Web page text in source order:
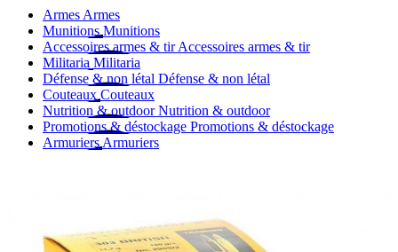
Armes Armes
Munitions Munitions
Accessoires armes & tir Accessoires armes & tir
Militaria Militaria
Défense & non létal Défense & non létal
Couteaux Couteaux
Nutrition & outdoor Nutrition & outdoor
Promotions & déstockage Promotions & déstockage
Armuriers Armuriers